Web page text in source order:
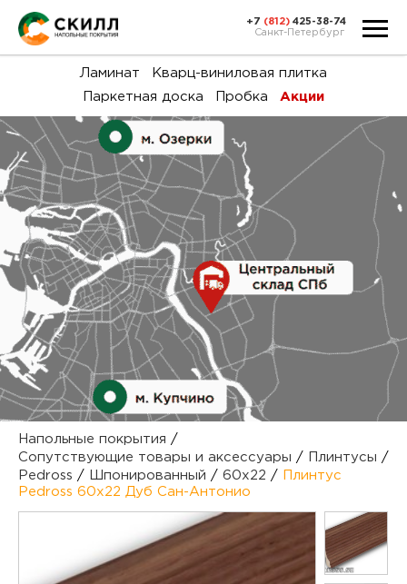
и
+7 (812) 425-38-74
Санкт-Петербург
Ламинат
Кварц-виниловая плитка
Паркетная доска
Пробка Акции
Напольные покрытия /
Сопутствующие товары и аксессуары / Плинтусы /
Pedross / Шпонированный / 60х22 /
Плинтус
Pedross 60х22 Дуб Сан-Антонио